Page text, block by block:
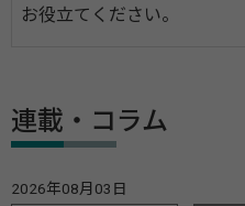
お役立てください。
連載・コラム
2026年08月03日